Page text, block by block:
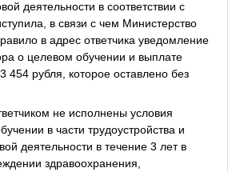
деятельности в соответствии с
в связи с чем Министерство
в адрес ответчика уведомление
о целевом обучении и выплате
рубля, которое оставлено без
не исполнены условия
в части трудоустройства и
деятельности в течение 3 лет в
здравоохранения,